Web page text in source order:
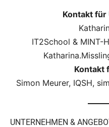
Kontakt
IT2School & MINT-
Kontakt
Simon Meurer, IQSH,